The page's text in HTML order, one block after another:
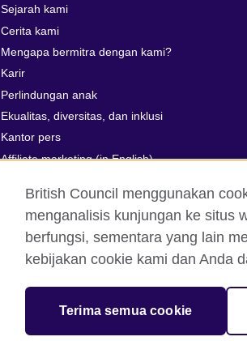
Sejarah kami
Cerita kami
Mengapa bermitra dengan kami?
Karir
Perlindungan anak
Ekualitas, diversitas, dan inklusi
Kantor pers
Affiliate marketing (in English)
British Council global Kerahasiaan dan
SC037733 (Scotland)
British Council menggunakan
menganalisis kunjungan ke situs
berfungsi, sementara yang lain
kebijakan cookie kami dan Anda
Terima semua cookie